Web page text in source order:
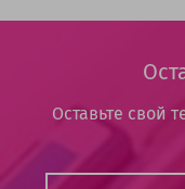
Оставьте свой